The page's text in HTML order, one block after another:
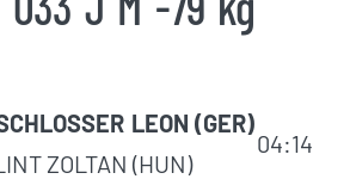
LEON (GER)
ZOLTAN (HUN)
04:14